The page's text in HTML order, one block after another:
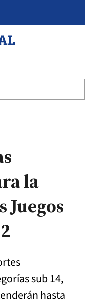
la
Juegos
sub 14,
hasta